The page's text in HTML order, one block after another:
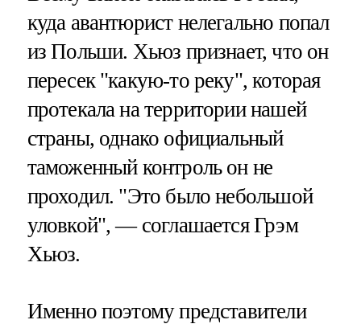
куда авантюрист нелегально попал
из Польши. Хьюз признает, что он
пересек "какую-то реку", которая
протекала на территории нашей
страны, однако официальный
таможенный контроль он не
проходил. "Это было небольшой
уловкой", — соглашается Грэм
Хьюз.
Именно поэтому представители